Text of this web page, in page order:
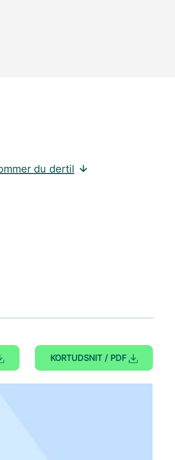
du dertil
KORTUDSNIT / PDF